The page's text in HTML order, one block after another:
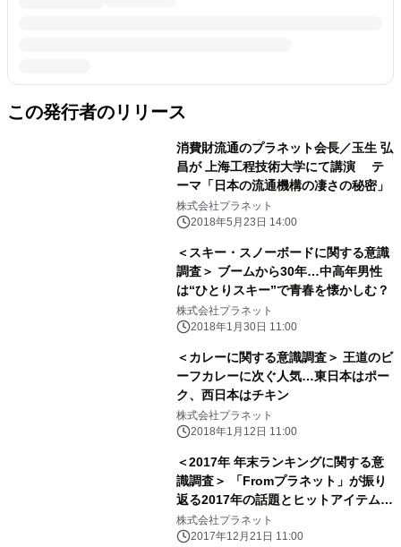
この発行者のリリース
消費財流通のプラネット会長／玉生 弘
昌が 上海工程技術大学にて講演 テ
ーマ「日本の流通機構の凄さの秘密」
株式会社プラネット
2018年5月23日 14:00
＜スキー・スノーボードに関する意識
調査＞ ブームから30年…中高年男性
は“ひとりスキー”で青春を懐かしむ？
株式会社プラネット
2018年1月30日 11:00
＜カレーに関する意識調査＞ 王道のビ
ーフカレーに次ぐ人気…東日本はポー
ク、西日本はチキン
株式会社プラネット
2018年1月12日 11:00
＜2017年 年末ランキングに関する意
識調査＞ 「Fromプラネット」が振り
返る2017年の話題とヒットアイテム
～男性は「格安スマホ」、女性は
「整理整頓」と 「甘酒」にはまった年
株式会社プラネット
2017年12月21日 11:00